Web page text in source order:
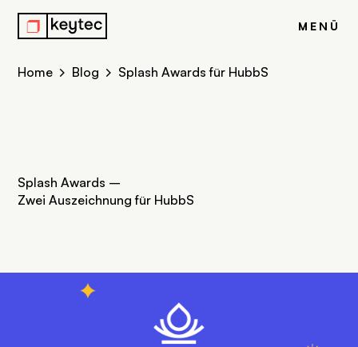
j MENÜ
Home Blog Splash Awards für HubbS
Splash Awards –
Zwei Auszeichnung für HubbS